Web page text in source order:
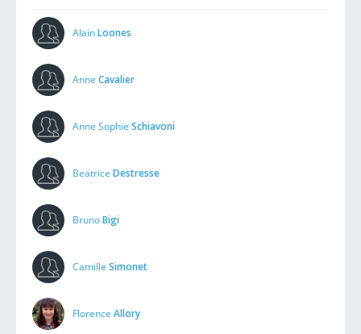
AlainLoones
Anne Cavalier
Anne Sophie Schiavoni
Beatrice Destresse
BrunoBigi
Camille Simonet
Florence Allory